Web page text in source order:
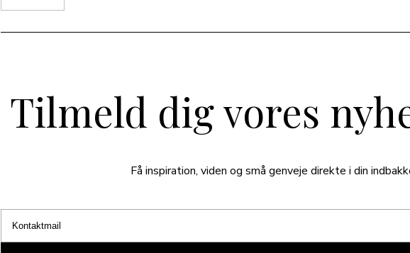
Tilmeld dig vores
Få inspiration, viden og små genveje direkte i din